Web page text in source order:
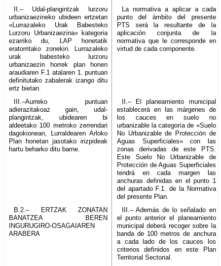
II.– Udal-plangintzak lurzoru
urbanizaezineko ubideen ertzetan
«Lurrazaleko Urak Babesteko
Lurzoru Urbanizaezina» kategoria
ezarriko du, LAP honetatik
eratorritako zonekin. Lurrazaleko
urak babesteko lurzoru
urbanizaezin horrek plan honen
araudiaren F.1 atalaren 1. puntuan
definitutako zabalerak izango ditu
ertz bietan.
La normativa a aplicar a cada
punto del ámbito del presente
PTS será la resultante de la
aplicación conjunta de la
normativa que le corresponde en
virtud de cada componente.
III.–Aurreko puntuan
adierazitakoaz gain, udal-
plangintzak, ubidearen bi
aldeetako 100 metroko zerrendari
dagokionean, Lurraldearen Arloko
Plan honetan jasotako irizpideak
hartu beharko ditu barne.
II.– El planeamiento municipal
establecerá en las márgenes de
los cauces en suelo no
urbanizable la categoría de «Suelo
No Urbanizable de Protección de
Aguas Superficiales» con las
zonas derivadas de este PTS.
Este Suelo No Urbanizable de
Protección de Aguas Superficiales
tendrá en cada margen las
anchuras definidas en el punto 1
del apartado F.1. de la Normativa
del presente Plan.
B.2.– ERTZAK ZONATAN
BANATZEA BEREN
INGURUGIRO-OSAGAIAREN
ARABERA
III.– Además de lo señalado en
el punto anterior el planeamiento
municipal deberá recoger sobre la
banda de 100 metros de anchura
a cada lado de los cauces los
criterios definidos en este Plan
Territorial Sectorial.